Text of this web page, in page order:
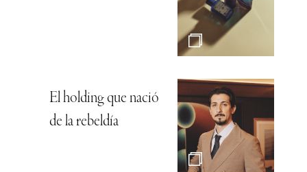
El holding que nació
de la rebeldía